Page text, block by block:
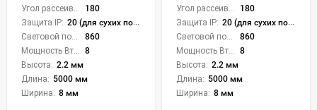
180
Защита IP: 20 (для сухих пом.)
860
8
Высота: 2.2 мм
Длина: 5000 мм
Ширина: 8 мм
180
Защита IP: 20 (для сухих пом.)
860
8
Высота: 2.2 мм
Длина: 5000 мм
Ширина: 8 мм